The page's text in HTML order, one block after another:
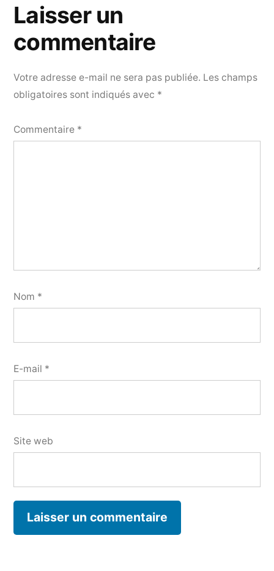
Laisser un
commentaire
Votre adresse e-mail ne sera pas publiée. Les champs
obligatoires sont indiqués avec *
Commentaire *
Nom *
E-mail *
Site web